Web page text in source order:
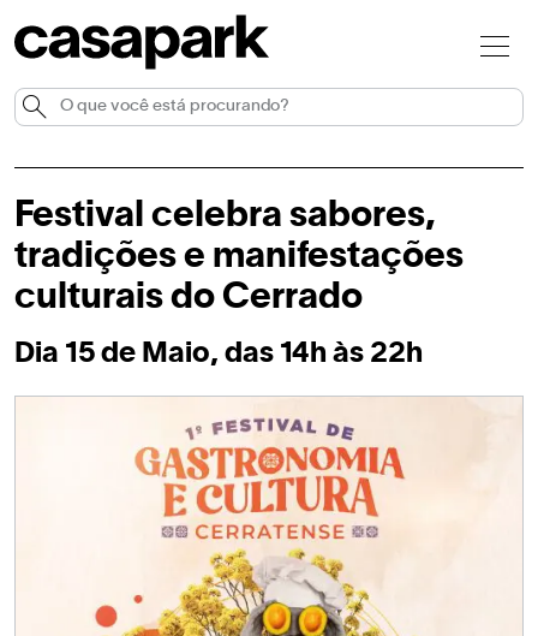
Festival celebra sabores,
tradições e manifestações
culturais do Cerrado
Dia 15 de Maio, das 14h às 22h